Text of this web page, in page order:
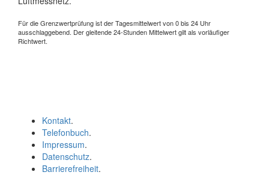
Für die Grenzwertprüfung ist der Tagesmittelwert von 0 bis 24 Uhr
ausschlaggebend. Der gleitende 24-Stunden Mittelwert gilt als vorläufiger
Richtwert.
Kontakt.
Telefonbuch.
Impressum.
Datenschutz.
Barrierefreiheit.